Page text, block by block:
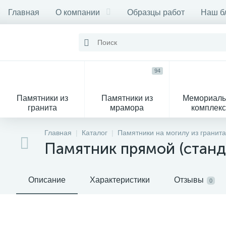
Главная О компании Образцы работ Наш
Памятники из
гранита
Памятники из
мрамора
94
Главная Каталог Памятники на могилу из
Памятник прямой
Описание Характеристики Отзывы 0